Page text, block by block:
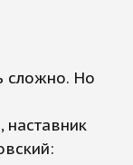
сложно. Но
наставник